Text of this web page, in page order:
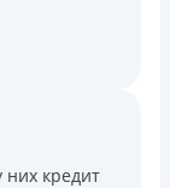
них кредит